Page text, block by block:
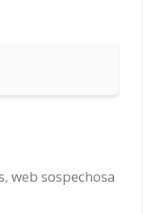
,web sospechosa